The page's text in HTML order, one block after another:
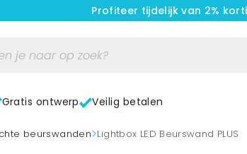
Profiteer tijdelijk van 2%
Gratis ontwerp Veilig betalen
beurswanden> Lightbox LED Beurswand PLUS